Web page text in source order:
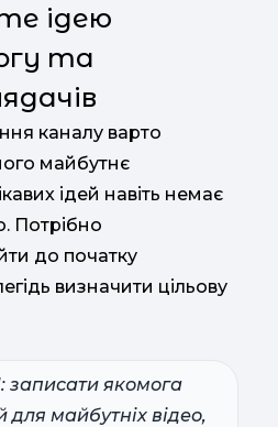
ідею
та
каналу варто
майбутнє
ідей навіть немає
Потрібно
до початку
визначити цільову
записати якомога
для майбутніх відео,